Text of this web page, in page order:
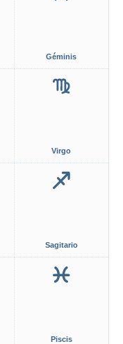
Géminis
Virgo
Sagitario
Piscis